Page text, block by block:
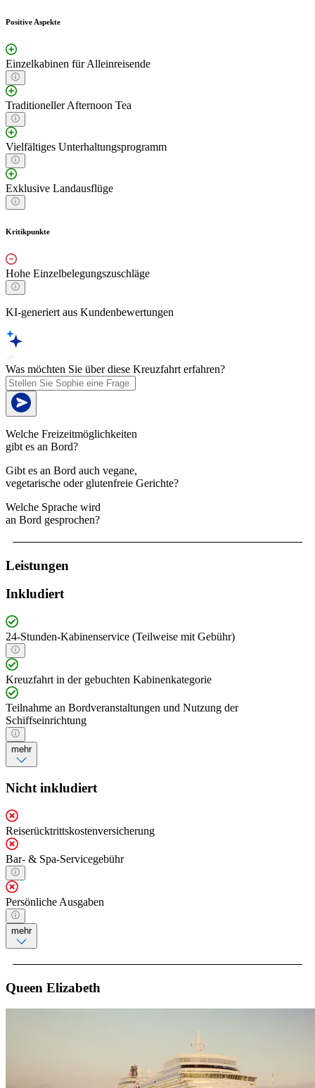
Positive Aspekte
Einzelkabinen für Alleinreisende
Traditioneller Afternoon Tea
Vielfältiges Unterhaltungsprogramm
Exklusive Landausflüge
Kritikpunkte
Hohe Einzelbelegungszuschläge
KI-generiert aus Kundenbewertungen
Was möchten Sie über diese Kreuzfahrt erfahren?
Welche Freizeitmöglichkeiten
gibt es an Bord?
Gibt es an Bord auch vegane,
vegetarische oder glutenfreie Gerichte?
Welche Sprache wird
an Bord gesprochen?
Leistungen
Inkludiert
24-Stunden-Kabinenservice (Teilweise mit Gebühr)
Kreuzfahrt in der gebuchten Kabinenkategorie
Teilnahme an Bordveranstaltungen und Nutzung der
Schiffseinrichtung
mehr
Nicht inkludiert
Reiserücktrittskostenversicherung
Bar- & Spa-Servicegebühr
Persönliche Ausgaben
mehr
Queen Elizabeth